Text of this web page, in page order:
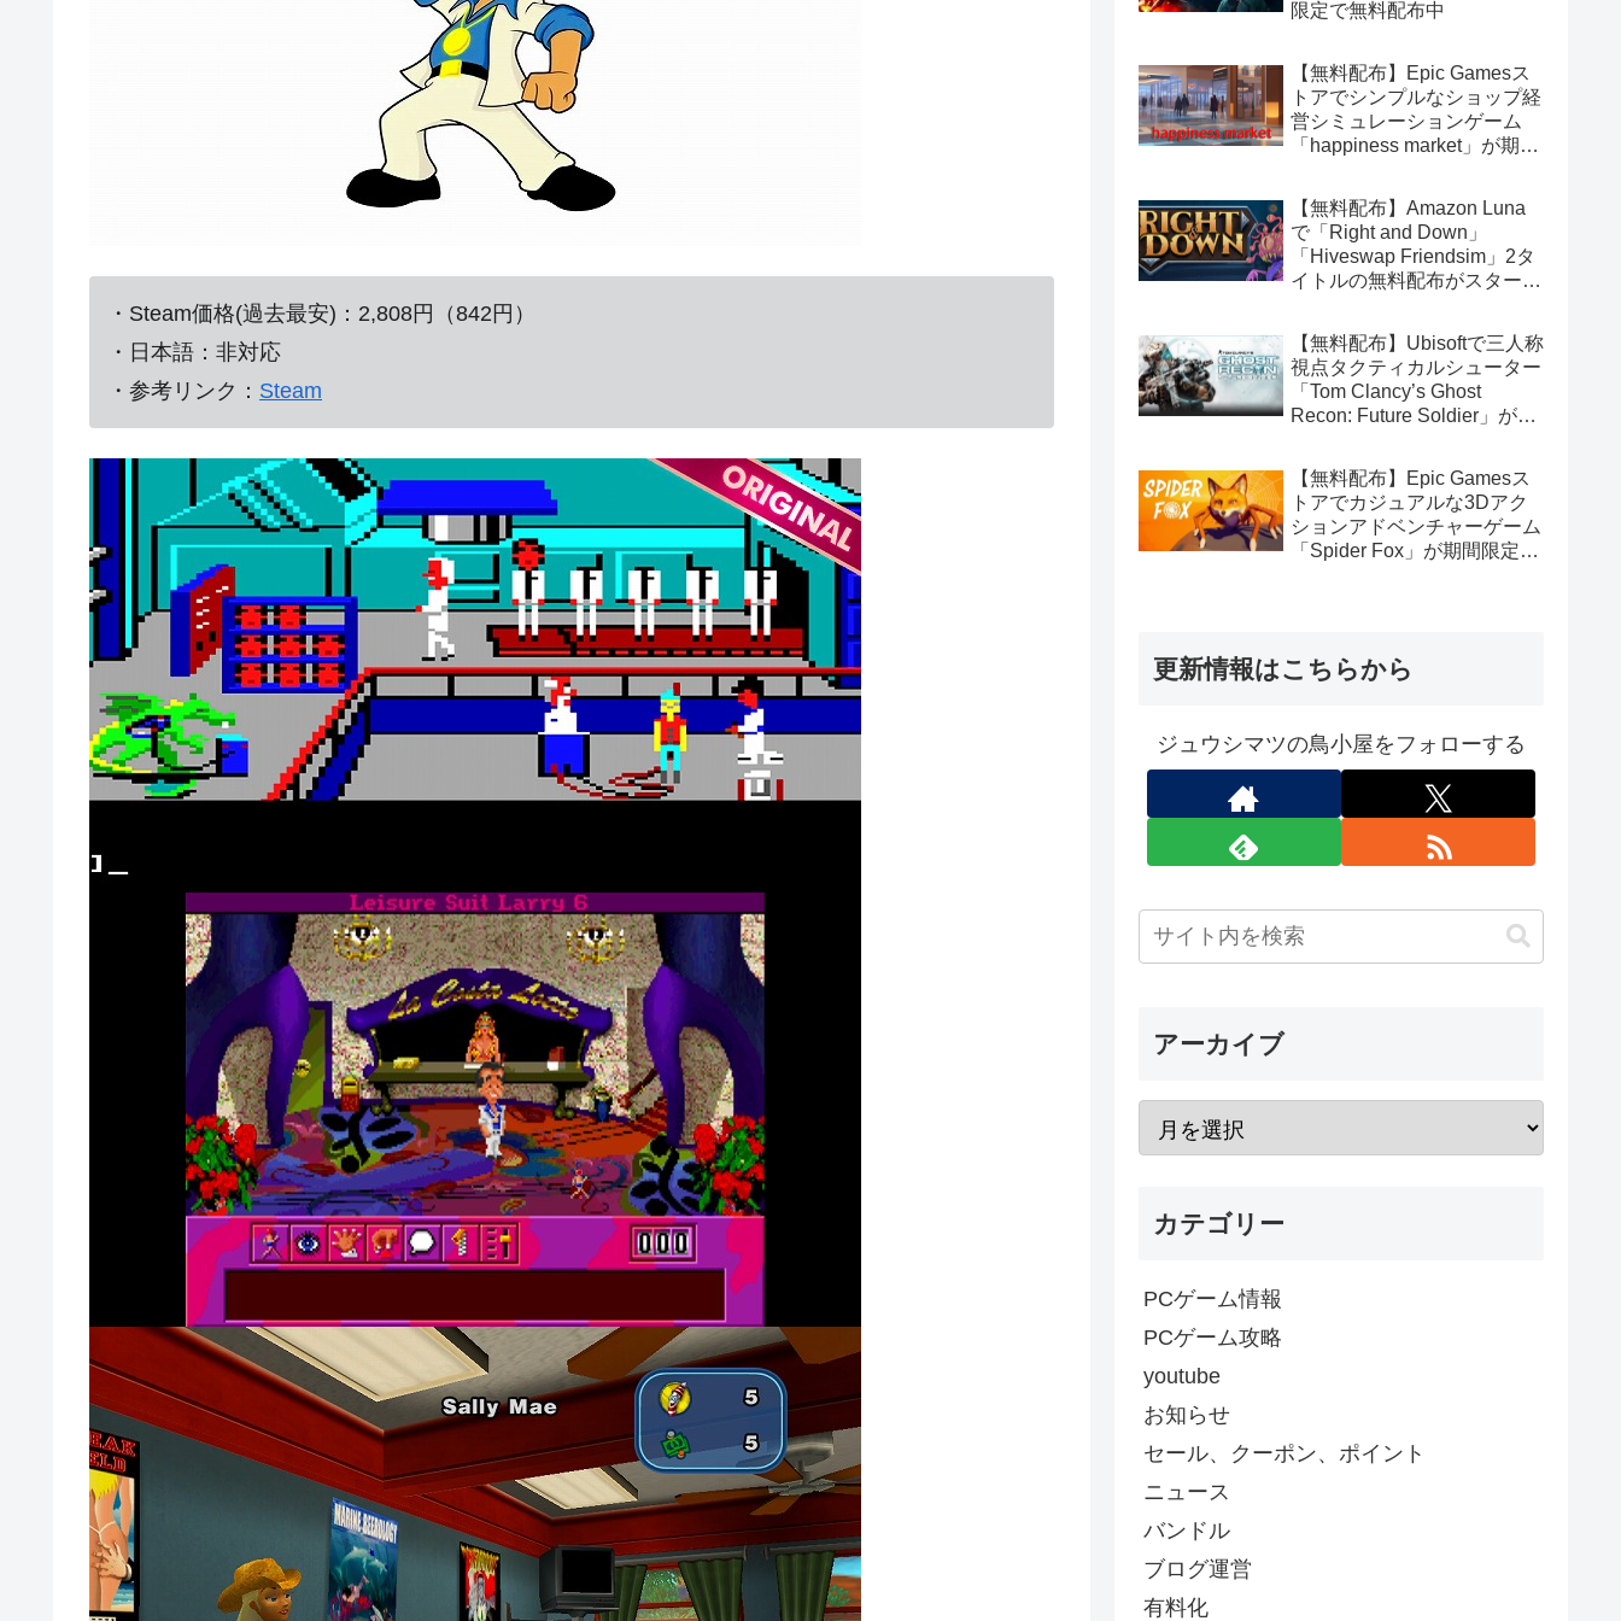
・Steam価格(過去最安)：2,808円（842円）
・日本語：非対応
・参考リンク： Steam
限定で無料配布中
【無料配布】Epic Gamesス
トアでシンプルなショップ経
営シミュレーションゲーム
「happiness market」が期間
【無料配布】Amazon Luna
で「Right and Down」
「Hiveswap Friendsim」2タ
イトルの無料配布がスタート
【無料配布】Ubisoftで三人称
視点タクティカルシューター
「Tom Clancy’s Ghost
Recon: Future Soldier」が期
Connect版）
【無料配布】Epic Gamesス
トアでカジュアルな3Dアク
ションアドベンチャーゲーム
「Spider Fox」が期間限定で
更新情報はこちらから
ジュウシマツの鳥小屋をフォローする
アーカイブ
カテゴリー
PCゲーム情報
PCゲーム攻略
youtube
お知らせ
セール、クーポン、ポイント
ニュース
バンドル
ブログ運営
有料化